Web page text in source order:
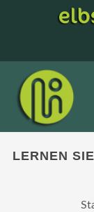
LERNEN